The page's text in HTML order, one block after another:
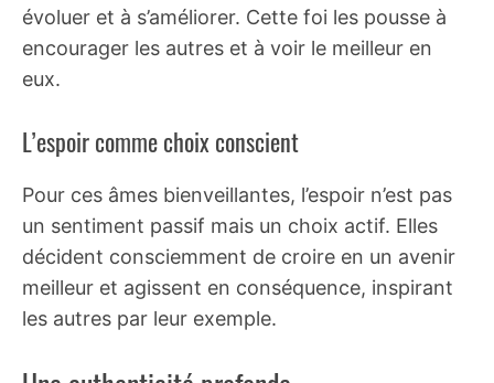
évoluer et à s’améliorer. Cette foi les pousse à
encourager les autres et à voir le meilleur en
eux.
L’espoir comme choix conscient
Pour ces âmes bienveillantes, l’espoir n’est pas
un sentiment passif mais un choix actif. Elles
décident consciemment de croire en un avenir
meilleur et agissent en conséquence, inspirant
les autres par leur exemple.